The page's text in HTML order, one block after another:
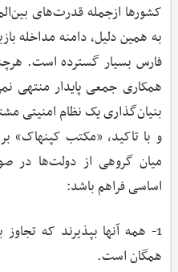
کشورها ازجمله قدرت‌های
به همین دلیل، دامنه مداخله
فارس بسیار گسترده است.
همکاری جمعی پایدار منتهی
بنیان‌گذاری یک نظام امنیتی
و با تاکید، «مکتب کپنهاک»
میان گروهی از دولت‌ها در
اساسی فراهم باشد:
1- همه آنها بپذیرند که
همگان است.